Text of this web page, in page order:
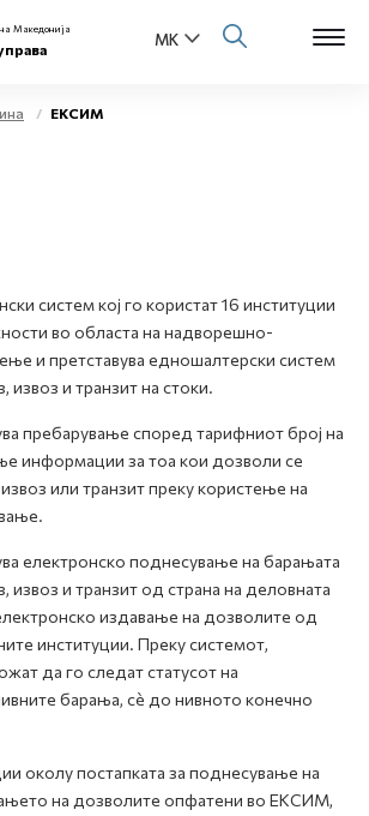
Македонија
ЕКСИМ
систем кој го користат 16 институции
во областа на надворешно-
и претставува едношалтерски систем
извоз и транзит на стоки.
пребарување според тарифниот број на
информации за тоа кои дозволи се
или транзит преку користење на
електронско поднесување на барањата
извоз и транзит од страна на деловната
издавање на дозволите од
институции. Преку системот,
да го следат статусот на
барања, сè до нивното конечно
околу постапката за поднесување на
на дозволите опфатени во ЕКСИМ,